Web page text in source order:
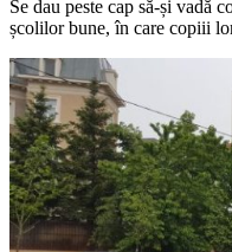
Se dau peste cap să-și vadă
școlilor bune, în care copiii